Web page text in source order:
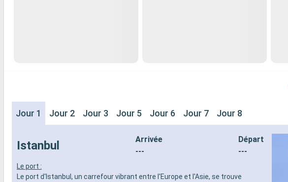
Jour 1 Jour 2 Jour 3 Jour 5 Jour 6 Jour 7 Jour 8
Istanbul
Arrivée
---
Départ
---
Le port :
Le port d'Istanbul, un carrefour vibrant entre l'Europe et l'Asie, se trouve